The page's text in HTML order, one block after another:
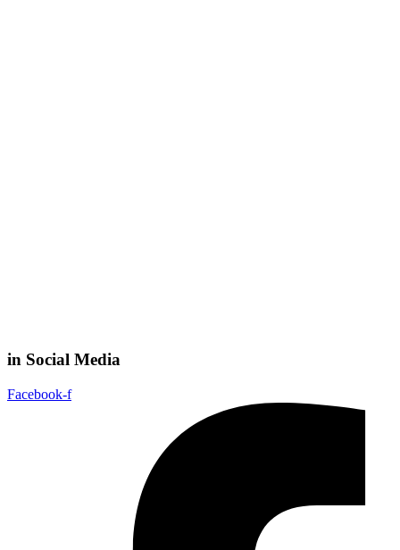
in Social Media
Facebook-f